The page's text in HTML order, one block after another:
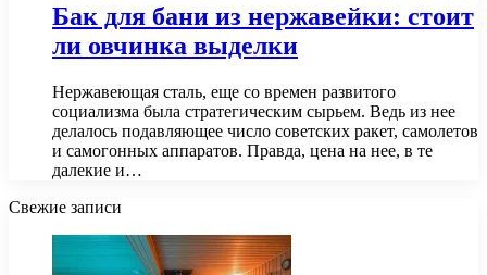
Бак для бани из нержавейки: стоит
ли овчинка выделки
Нержавеющая сталь, еще со времен развитого
социализма была стратегическим сырьем. Ведь из нее
делалось подавляющее число советских ракет, самолетов
и самогонных аппаратов. Правда, цена на нее, в те
далекие и…
Свежие записи